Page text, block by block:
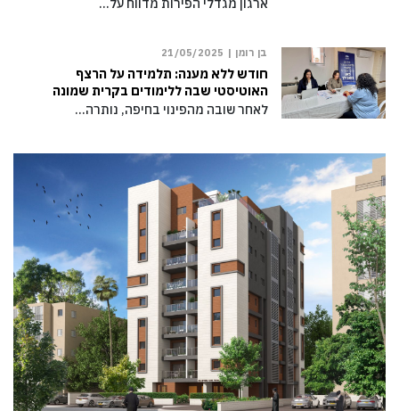
ארגון מגדלי הפירות מדווח על…
בן רומן | 21/05/2025
חודש ללא מענה: תלמידה על הרצף
האוטיסטי שבה ללימודים בקרית שמונה
לאחר שובה מהפינוי בחיפה, נותרה…